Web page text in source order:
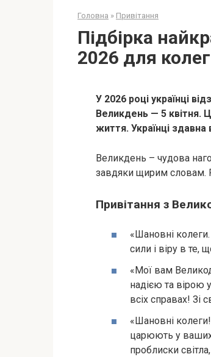
Головна » Привітання
Підбірка
2026 для колег
У 2026 році українці
Великдень — 5 квітня.
життя. Українці
Великдень – чудова
завдяки щирим словам.
Привітання з
«Шановні
сили і віру в те,
«Мої вам
надією та вірою
всіх справах! Зі
«Шановні
царюють у ваших
проблиски